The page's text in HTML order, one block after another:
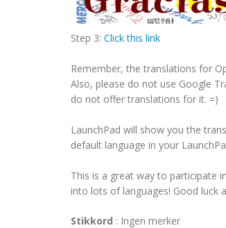
Step 3: Click this link
Remember, the translations for
Also, please do not use Google
do not offer translations for it. =)
LaunchPad will show you the
default language in your
This is a great way to participate
into lots of languages! Good luck
Stikkord : Ingen merker